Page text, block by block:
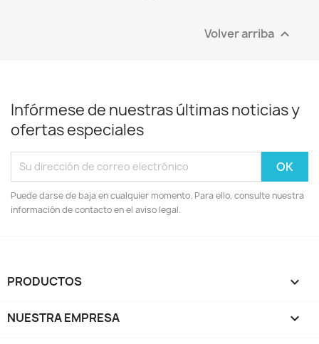
Volver arriba 
Infórmese de nuestras últimas noticias y
ofertas especiales
Puede darse de baja en cualquier momento. Para ello, consulte nuestra
información de contacto en el aviso legal.
PRODUCTOS 
NUESTRA EMPRESA 